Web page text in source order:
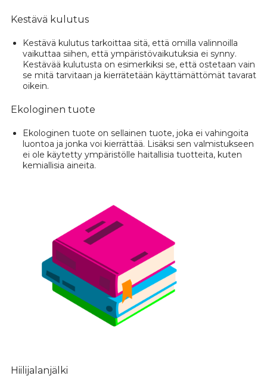
Kestävä kulutus
Kestävä kulutus tarkoittaa sitä, että omilla valinnoilla
vaikuttaa siihen, että ympäristövaikutuksia ei synny.
Kestävää kulutusta on esimerkiksi se, että ostetaan vain
se mitä tarvitaan ja kierrätetään käyttämättömät tavarat
oikein.
Ekologinen tuote
Ekologinen tuote on sellainen tuote, joka ei vahingoita
luontoa ja jonka voi kierrättää. Lisäksi sen valmistukseen
ei ole käytetty ympäristölle haitallisia tuotteita, kuten
kemiallisia aineita.
Hiilijalanjälki